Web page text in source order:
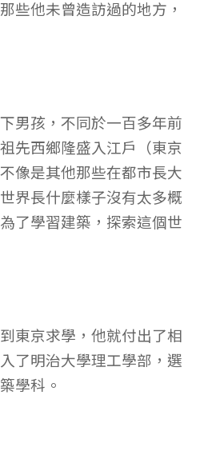
些他未曾造訪過的地方，
男孩，不同於一百多年前
先西鄉隆盛入江戶（東京
像是其他那些在都市長大
界長什麼樣子沒有太多概
了學習建築，探索這個世
東京求學，他就付出了相
了明治大學理工學部，選
學科。